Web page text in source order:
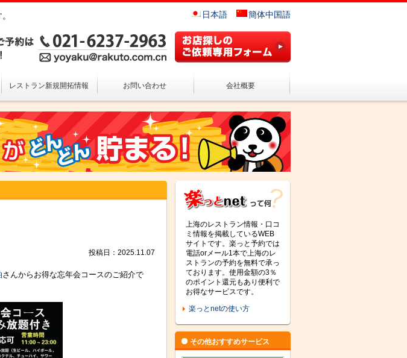
日本語 簡体中国語
レストラン新規開拓情報 お問い合わせ 会社概要
投稿日：2025.11.07
さんからお得な忘年会コースのご紹介で
上海のレストラン情報・口コ
ミ情報を掲載しているWEB
サイトです。楽っと予約では
電話orメール1本で上海のレ
ストランの予約を無料で承っ
ております。使用金額の3％
のポイント還元もあり便利で
お得なサービスです。
楽っとnetの使い方
その他おすすめサービス